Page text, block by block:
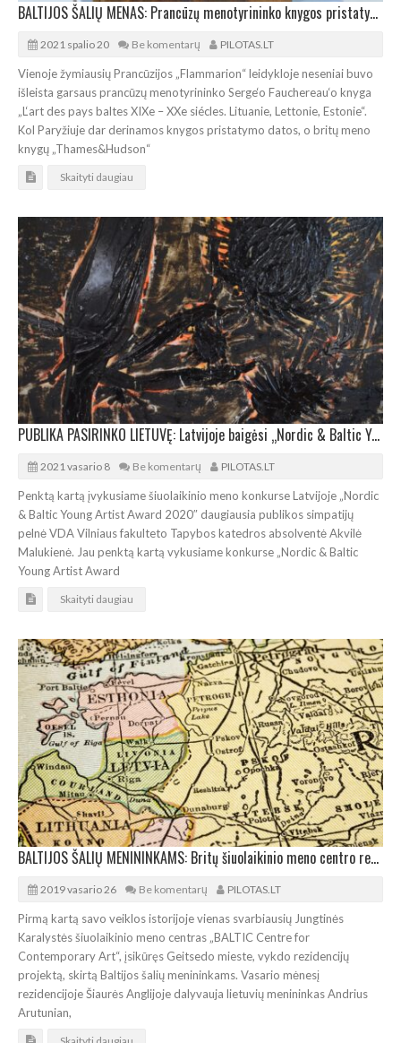
BALTIJOS ŠALIŲ MENAS: Prancūzų menotyrininko knygos pristatymas Kaune
2021 spalio 20 Be komentarų PILOTAS.LT
Vienoje žymiausių Prancūzijos „Flammarion“ leidykloje neseniai buvo
išleista garsaus prancūzų menotyrininko Serge‘o Fauchereau‘o knyga
„L‘art des pays baltes XIXe – XXe siécles. Lituanie, Lettonie, Estonie“.
Kol Paryžiuje dar derinamos knygos pristatymo datos, o britų meno
knygų „Thames&Hudson“
Skaityti daugiau
PUBLIKA PASIRINKO LIETUVĘ: Latvijoje baigėsi „Nordic & Baltic Young Artist Award 2020″
2021 vasario 8 Be komentarų PILOTAS.LT
Penktą kartą įvykusiame šiuolaikinio meno konkurse Latvijoje „Nordic
& Baltic Young Artist Award 2020″ daugiausia publikos simpatijų
pelnė VDA Vilniaus fakulteto Tapybos katedros absolventė Akvilė
Malukienė. Jau penktą kartą vykusiame konkurse „Nordic & Baltic
Young Artist Award
Skaityti daugiau
BALTIJOS ŠALIŲ MENININKAMS: Britų šiuolaikinio meno centro rezidencijų projektas
2019 vasario 26 Be komentarų PILOTAS.LT
Pirmą kartą savo veiklos istorijoje vienas svarbiausių Jungtinės
Karalystės šiuolaikinio meno centras „BALTIC Centre for
Contemporary Art“, įsikūręs Geitsedo mieste, vykdo rezidencijų
projektą, skirtą Baltijos šalių menininkams. Vasario mėnesį
rezidencijoje Šiaurės Anglijoje dalyvauja lietuvių menininkas Andrius
Arutunian,